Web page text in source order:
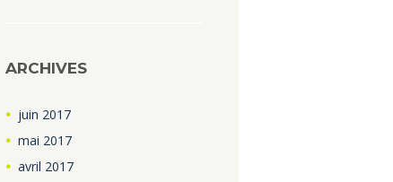
ARCHIVES
juin 2017
mai 2017
avril 2017